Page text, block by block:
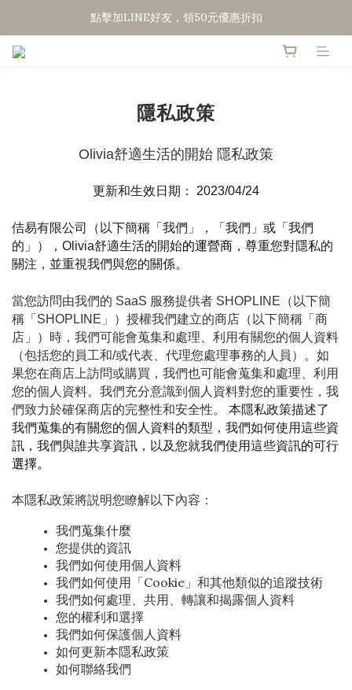
點擊加LINE好友，領50元優惠折扣
點擊加LINE好友，領50元優惠折扣
隱私政策
Olivia舒適生活的開始 隱私政策
更新和生效日期： 2023/04/24
佶易有限公司（以下簡稱「我們」，「我們」或「我們
的」），Olivia舒適生活的開始的運營商 ，尊重您對隱私的
關注，並重視我們與您的關係。
當您訪問由我們的 SaaS 服務提供者 SHOPLINE（以下簡
稱「SHOPLINE」）授權我們建立的商店（以下簡稱「商
店」）時，我們可能會蒐集和處理、利用有關您的個人資料
（包括您的員工和/或代表、代理您處理事務的人員）。如
果您在商店上訪問或購買，我們也可能會蒐集和處理、利用
您的個人資料。我們充分意識到個人資料對您的重要性，我
們致力於確保商店的完整性和安全性。
本隱私政策描述了
我們蒐集的有關您的個人資料的類型，我們如何使用這些資
訊，我們與誰共享資訊，以及您就我們使用這些資訊的可行
選擇。
本隱私政策將説明您瞭解以下內容：
我們蒐集什麼
您提供的資訊
我們如何使用個人資料
我們如何使用「Cookie」和其他類似的追蹤技術
我們如何處理、共用、轉讓和揭露個人資料
您的權利和選擇
我們如何保護個人資料
如何更新本隱私政策
如何聯絡我們